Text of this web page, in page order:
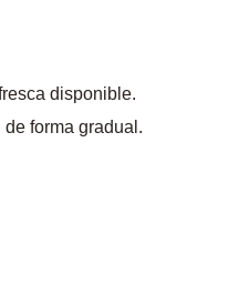
disponible.
forma gradual.